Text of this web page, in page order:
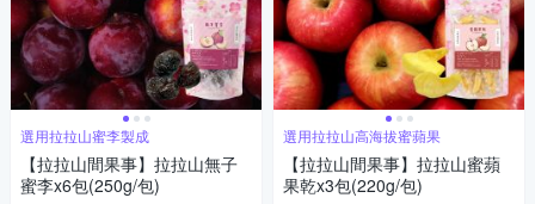
選用拉拉山蜜李製成
【拉拉山間果事】拉拉山無子
蜜李x6包(250g/包)
選用拉拉山高海拔蜜蘋果
【拉拉山間果事】拉拉山蜜蘋
果乾x3包(220g/包)